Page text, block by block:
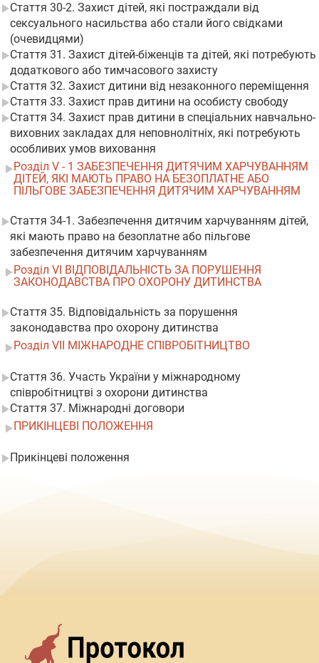
Стаття 30-2. Захист дітей, які постраждали від
сексуального насильства або стали його свідками
(очевидцями)
Стаття 31. Захист дітей-біженців та дітей, які потребують
додаткового або тимчасового захисту
Стаття 32. Захист дитини від незаконного переміщення
Стаття 33. Захист прав дитини на особисту свободу
Стаття 34. Захист прав дитини в спеціальних навчально-
виховних закладах для неповнолітніх, які потребують
особливих умов виховання
Розділ V - 1 ЗАБЕЗПЕЧЕННЯ ДИТЯЧИМ ХАРЧУВАННЯМ
ДІТЕЙ, ЯКІ МАЮТЬ ПРАВО НА БЕЗОПЛАТНЕ АБО
ПІЛЬГОВЕ ЗАБЕЗПЕЧЕННЯ ДИТЯЧИМ ХАРЧУВАННЯМ
Стаття 34-1. Забезпечення дитячим харчуванням дітей,
які мають право на безоплатне або пільгове
забезпечення дитячим харчуванням
Розділ VI ВІДПОВІДАЛЬНІСТЬ ЗА ПОРУШЕННЯ
ЗАКОНОДАВСТВА ПРО ОХОРОНУ ДИТИНСТВА
Стаття 35. Відповідальність за порушення
законодавства про охорону дитинства
Розділ VII МІЖНАРОДНЕ СПІВРОБІТНИЦТВО
Стаття 36. Участь України у міжнародному
співробітництві з охорони дитинства
Стаття 37. Міжнародні договори
ПРИКІНЦЕВІ ПОЛОЖЕННЯ
Прикінцеві положення